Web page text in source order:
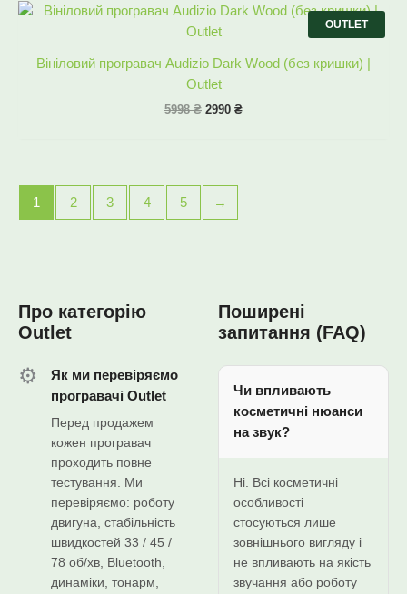
Вініловий програвач Audizio Dark Wood (без кришки) |
Outlet
5998₴
Оригінальна
ціна:
5998 ₴.
2990 ₴
Поточна
OUTLET
1 2 3 4 5 →
Про категорію
Outlet
⚙️
Як ми перевіряємо
програвачі Outlet
Перед продажем
кожен програвач
проходить повне
тестування. Ми
перевіряємо: роботу
двигуна, стабільність
швидкостей 33 / 45 /
78 об/хв, Bluetooth,
динаміки, тонарм,
Поширені
запитання (FAQ)
Чи впливають
косметичні нюанси
на звук?
Ні. Всі косметичні
особливості
стосуються лише
зовнішнього вигляду і
не впливають на якість
звучання або роботу